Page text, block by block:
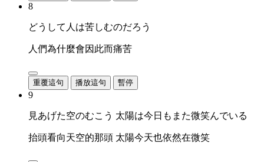
8
どうして人は苦しむのだろう
人們為什麼會因此而痛苦
重覆這句 播放這句 暫停
9
見あげた空のむこう 太陽は今日もまた微笑んでいる
抬頭看向天空的那頭 太陽今天也依然在微笑